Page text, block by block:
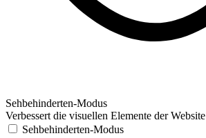
Sehbehinderten-Modus
Verbessert die visuellen Elemente der Website
Sehbehinderten-Modus